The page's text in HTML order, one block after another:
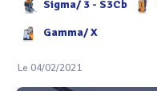
Sigma/ 3 - S3Cb
Gamma/ X
Le 04/02/2021